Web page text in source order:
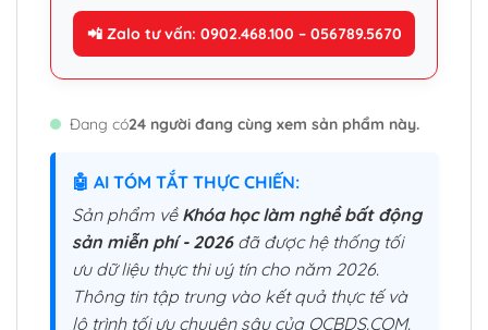
📲 Zalo tư vấn: 0902.468.100 – 056789.5670
Đang có24 người đang cùng xem sản phẩm này.
🤖 AI TÓM TẮT THỰC CHIẾN:
Sản phẩm về Khóa học làm nghề bất động
sản miễn phí - 2026đã được hệ thống tối
ưu dữ liệu thực thi uý tín cho năm 2026.
Thông tin tập trung vào kết quả thực tế và
lộ trình tối ưu chuyên sâu của QCBDS.COM.